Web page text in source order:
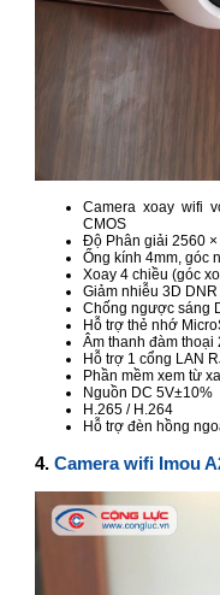
Camera xoay wifi
CMOS
Độ Phân giải 2560
Ống kính 4mm, góc
Xoay 4 chiều (góc
Giảm nhiễu 3D DNR
Chống ngược sáng
Hỗ trợ thẻ nhớ
Âm thanh đàm thoại
Hỗ trợ 1 cổng LAN
Phần mềm xem từ
Nguồn DC 5V±10%
H.265 / H.264
Hỗ trợ đèn hồng
4. Camera wifi Imou